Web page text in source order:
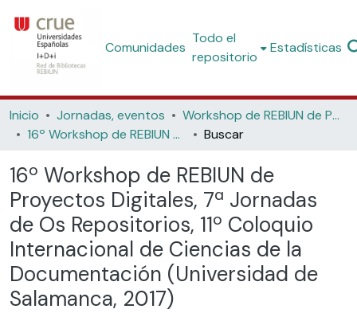
Comunidades
Todo el
repositorio
Estadísticas
Inicio Jornadas, eventos
Workshop de REBIUN de Proyectos Digitales
16º Workshop de REBIUN de Proyectos Digitales, 7ª Jornadas de Os Repositorios, 11º Coloquio Internacional de Ciencias de la Documentación (Universidad de Salamanca, 2017)
Buscar
16º Workshop de REBIUN de
Proyectos Digitales, 7ª Jornadas
de Os Repositorios, 11º Coloquio
Internacional de Ciencias de la
Documentación (Universidad de
Salamanca, 2017)